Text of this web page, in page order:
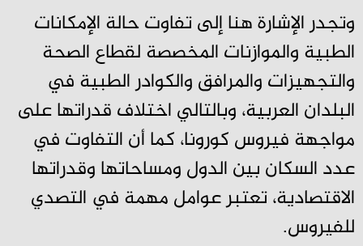
وتجدر الإشارة هنا إلى تفاوت حالة الإمكانات
الطبية والموازنات المخصصة لقطاع الصحة
والتجهيزات والمرافق والكوادر الطبية في
البلدان العربية، وبالتالي اختلاف قدراتها على
مواجهة فيروس كورونا، كما أن التفاوت في
عدد السكان بين الدول ومساحاتها وقدراتها
الاقتصادية، تعتبر عوامل مهمة في التصدي
للفيروس.